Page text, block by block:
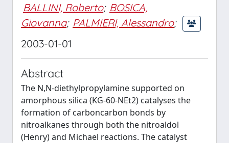
BALLINI, Roberto; BOSICA,
Giovanna; PALMIERI, Alessandro;
2003-01-01
Abstract
The N,N-diethylpropylamine supported on
amorphous silica (KG-60-NEt2) catalyses the
formation of carboncarbon bonds by
nitroalkanes through both the nitroaldol
(Henry) and Michael reactions. The catalyst